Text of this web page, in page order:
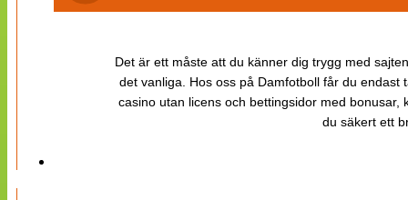
Det är ett måste att du känner dig trygg med
det vanliga. Hos oss på Damfotboll får du
casino utan licens och bettingsidor med
du säkert ett